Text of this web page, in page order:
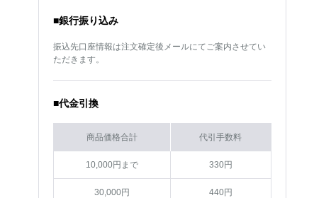
■銀行振り込み
振込先口座情報は注文確定後メールにてご案内させてい
ただきます。
■代金引換
商品価格合計 代引手数料
10,000円まで 330円
30,000円 440円